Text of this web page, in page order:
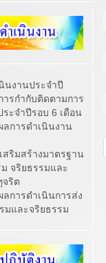
นงานประจำปี
ารกำกับติดตามการ
ะจำปีรอบ 6 เดือน
ลการดำเนินงาน
สริมสร้างมาตรฐาน
จริยธรรมและ
จริต
ลการดำเนินการส่ง
มและจริยธรรม